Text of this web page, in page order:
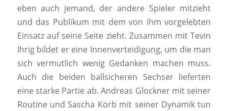
eben auch jemand, der andere Spieler mitzieht
und das Publikum mit dem von ihm vorgelebten
Einsatz auf seine Seite zieht. Zusammen mit Tevin
Ihrig bildet er eine Innenverteidigung, um die man
sich vermutlich wenig Gedanken machen muss.
Auch die beiden ballsicheren Sechser lieferten
eine starke Partie ab. Andreas Glockner mit seiner
Routine und Sascha Korb mit seiner Dynamik tun